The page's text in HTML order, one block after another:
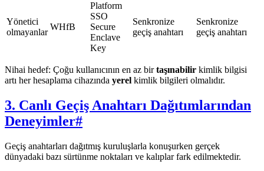
Yönetici
olmayanlar
WHfB
Platform
SSO
Secure
Enclave
Key
Senkronize
geçiş anahtarı
Senkronize
geçiş anahtarı
Nihai hedef: Çoğu kullanıcının en az birtaşınabilir kimlik bilgisi
artı her hesaplama cihazında yerel kimlik bilgileri olmalıdır.
3. Canlı Geçiş Anahtarı Dağıtımlarından
Deneyimler#
Geçiş anahtarları dağıtmış kuruluşlarla konuşurken gerçek
dünyadaki bazı sürtünme noktaları ve kalıplar fark edilmektedir.